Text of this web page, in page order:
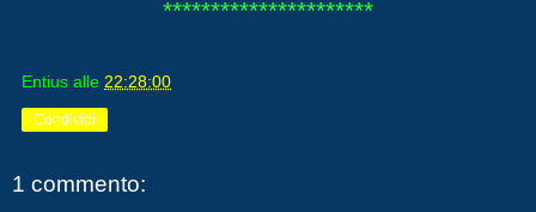
**********************
Entius alle 22:28:00
Condividi
1 commento: